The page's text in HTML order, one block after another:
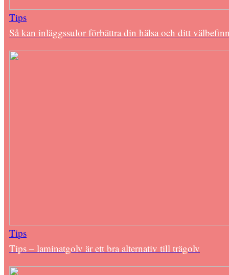
Tips
Så kan inläggssulor förbättra din hälsa och ditt
Tips
Tips – laminatgolv är ett bra alternativ till trägolv